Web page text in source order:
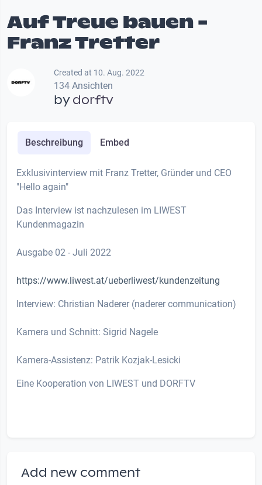
Auf Treue bauen -
Franz Tretter
Created at 10. Aug. 2022
134 Ansichten
bydorftv
Beschreibung Embed
Exklusivinterview mit Franz Tretter, Gründer und CEO
"Hello again"
Das Interview ist nachzulesen im LIWEST
Kundenmagazin
Ausgabe 02 - Juli 2022
https://www.liwest.at/ueberliwest/kundenzeitung
Interview: Christian Naderer (naderer communication)
Kamera und Schnitt: Sigrid Nagele
Kamera-Assistenz: Patrik Kozjak-Lesicki
Eine Kooperation von LIWEST und DORFTV
Add new comment